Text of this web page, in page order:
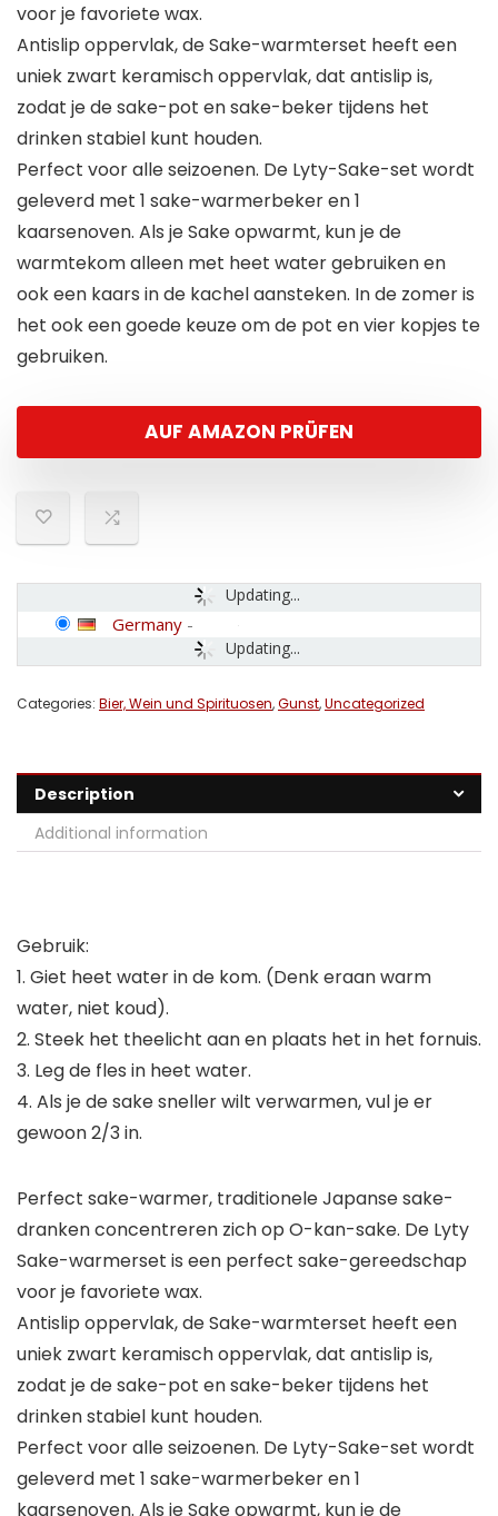
voor je favoriete wax.
Antislip oppervlak, de Sake-warmterset heeft een
uniek zwart keramisch oppervlak, dat antislip is,
zodat je de sake-pot en sake-beker tijdens het
drinken stabiel kunt houden.
Perfect voor alle seizoenen. De Lyty-Sake-set wordt
geleverd met 1 sake-warmerbeker en 1
kaarsenoven. Als je Sake opwarmt, kun je de
warmtekom alleen met heet water gebruiken en
ook een kaars in de kachel aansteken. In de zomer is
het ook een goede keuze om de pot en vier kopjes te
gebruiken.
AUF AMAZON PRÜFEN
Updating...
Updating...
Germany -
Categories: Bier, Wein und Spirituosen,Gunst,Uncategorized
Description
Additional information
Gebruik:
1. Giet heet water in de kom. (Denk eraan warm
water, niet koud).
2. Steek het theelicht aan en plaats het in het fornuis.
3. Leg de fles in heet water.
4. Als je de sake sneller wilt verwarmen, vul je er
gewoon 2/3 in.
Perfect sake-warmer, traditionele Japanse sake-
dranken concentreren zich op O-kan-sake. De Lyty
Sake-warmerset is een perfect sake-gereedschap
voor je favoriete wax.
Antislip oppervlak, de Sake-warmterset heeft een
uniek zwart keramisch oppervlak, dat antislip is,
zodat je de sake-pot en sake-beker tijdens het
drinken stabiel kunt houden.
Perfect voor alle seizoenen. De Lyty-Sake-set wordt
geleverd met 1 sake-warmerbeker en 1
kaarsenoven. Als je Sake opwarmt, kun je de